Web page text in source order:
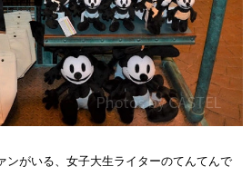
ンがいる、女子大生ライターのてんてんで